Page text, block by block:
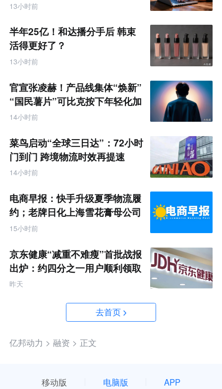
13小时前
半年25亿！和达播分手后 韩束
活得更好了？
13小时前
官宣张凌赫！产品线集体“焕新”
“国民薯片”可比克按下年轻化加
速键
14小时前
菜鸟启动“全球三日达”：72小时
门到门 跨境物流时效再提速
14小时前
电商早报：快手升级夏季物流履
约；老牌日化上海雪花膏母公司
破产
15小时前
京东健康“减重不难瘦”首批战报
出炉：约四分之一用户顺利领取
200元挑战金
昨天
去首页
亿邦动力 > 融资 > 正文
移动版 电脑版 APP